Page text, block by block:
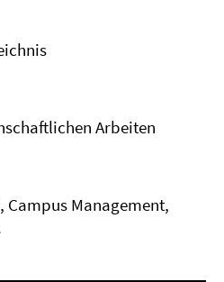
Arbeiten
Campus Management,